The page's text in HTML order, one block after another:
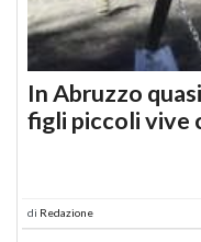
In Abruzzo
figli piccoli vive
di Redazione